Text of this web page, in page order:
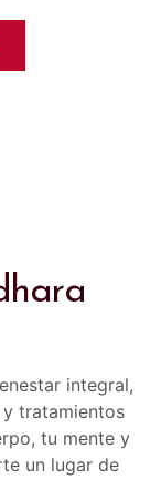
integral,
tratamientos
tu mente y
un lugar de